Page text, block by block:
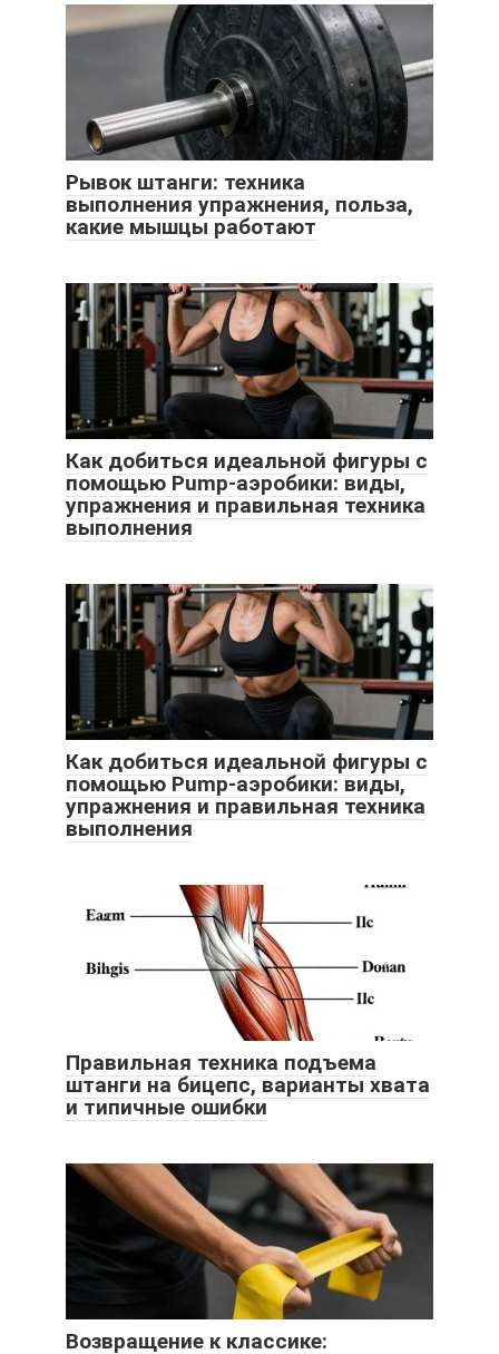
Рывок штанги: техника
выполнения упражнения, польза,
какие мышцы работают
Как добиться идеальной фигуры с
помощью Pump-аэробики: виды,
упражнения и правильная техника
выполнения
Как добиться идеальной фигуры с
помощью Pump-аэробики: виды,
упражнения и правильная техника
выполнения
Правильная техника подъема
штанги на бицепс, варианты хвата
и типичные ошибки
Возвращение к классике: